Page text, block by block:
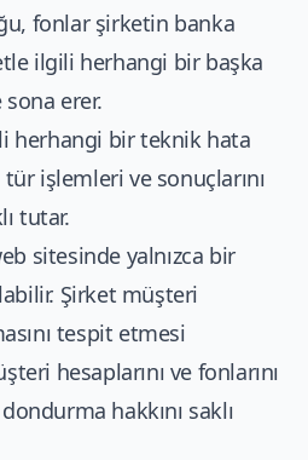
fonlar şirketin banka
ilgili herhangi bir başka
erer.
herhangi bir teknik hata
işlemleri ve sonuçlarını
tutar.
sitesinde yalnızca bir
Şirket müşteri
tespit etmesi
hesaplarını ve fonlarını
hakkını saklı